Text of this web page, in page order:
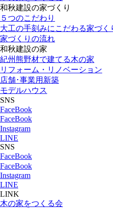
和秋建設の家づくり
５つのこだわり
大工の手刻みにこだわる家づく
家づくりの流れ
和秋建設の家
紀州熊野材で建てる木の家
リフォーム・リノベーション
店舗･事業用新築
モデルハウス
SNS
FaceBook
FaceBook
Instagram
LINE
SNS
FaceBook
FaceBook
Instagram
LINE
LINK
木の家をつくる会